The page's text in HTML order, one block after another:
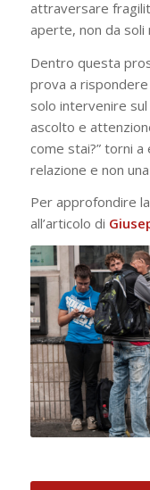
attraversare
aperte, non da soli
Dentro questa
prova a
solo intervenire
ascolto e
come stai?” torni
relazione e non
Per approfondire
all’articolo di